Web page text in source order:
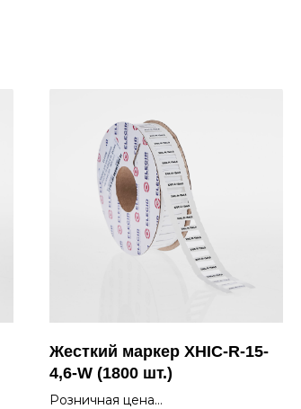
Жесткий маркер XHIC-R-15-
4,6-W (1800 шт.)
Розничная цена